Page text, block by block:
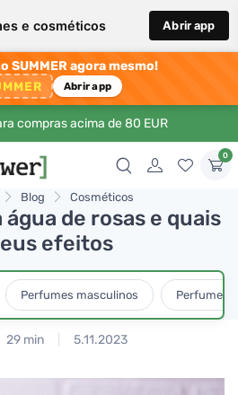
e cosméticos Abrir app
SUMMER agora mesmo!
Abrir app
compras acima de 80 EUR
0
Blog Cosméticos
de rosas e quais
efeitos
Perfumes masculinos Perfumes
29 min 5.11.2023